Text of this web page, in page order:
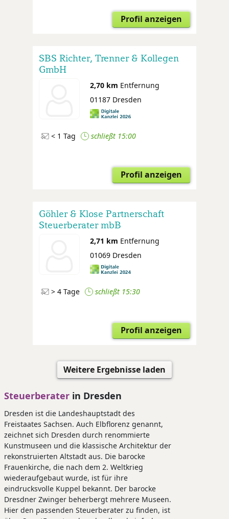
Profil anzeigen
SBS Richter, Trenner & Kollegen
GmbH
Steuerberatungsgesellschaft
2,70 km Entfernung
01187 Dresden
< 1 Tag schließt 15:00
Profil anzeigen
Göhler & Klose Partnerschaft
Steuerberater mbB
2,71 km Entfernung
01069 Dresden
> 4 Tage schließt 15:30
Profil anzeigen
Weitere Ergebnisse laden
Steuerberaterin Dresden
Dresden ist die Landeshauptstadt des
Freistaates Sachsen. Auch Elbflorenz genannt,
zeichnet sich Dresden durch renommierte
Kunstmuseen und die klassische Architektur der
rekonstruierten Altstadt aus. Die barocke
Frauenkirche, die nach dem 2. Weltkrieg
wiederaufgebaut wurde, ist für ihre
eindrucksvolle Kuppel bekannt. Der barocke
Dresdner Zwinger beherbergt mehrere Museen.
Hier den passenden Steuerberater zu finden, ist